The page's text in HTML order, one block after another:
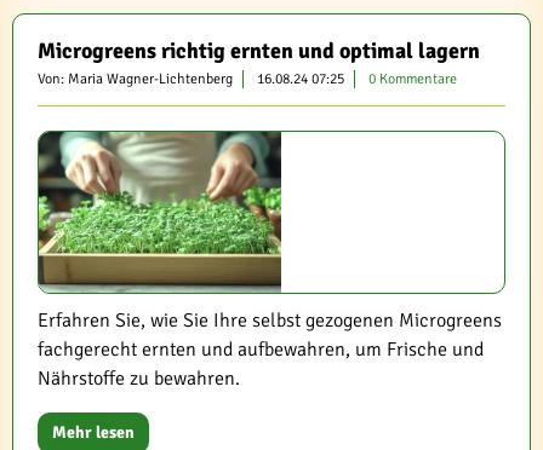
Microgreens richtig ernten und optimal lagern
Von: Maria Wagner-Lichtenberg 16.08.24 07:25 0 Kommentare
Erfahren Sie, wie Sie Ihre selbst gezogenen Microgreens
fachgerecht ernten und aufbewahren, um Frische und
Nährstoffe zu bewahren.
Mehr lesen